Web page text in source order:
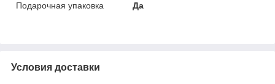
Подарочная упаковка Да
Условия доставки